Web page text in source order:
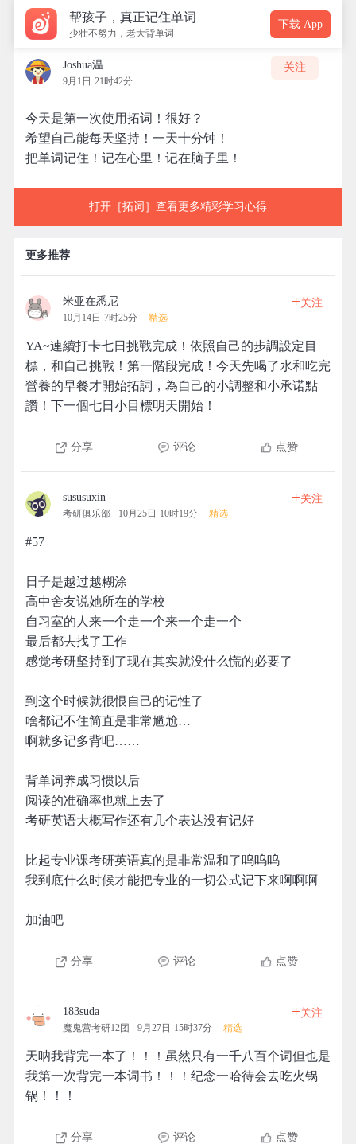
帮孩子，真正记住单词
少壮不努力，老大背单词
下载 App
Joshua温
9月1日 21时42分
关注
今天是第一次使用拓词！很好？
希望自己能每天坚持！一天十分钟！
把单词记住！记在心里！记在脑子里！
打开［拓词］查看更多精彩学习心得
更多推荐
米亚在悉尼
10月14日 7时25分 精选
+关注
YA~連續打卡七日挑戰完成！依照自己的步調設定目
標，和自己挑戰！第一階段完成！今天先喝了水和吃完
營養的早餐才開始拓詞，為自己的小調整和小承诺點
讚！下一個七日小目標明天開始！
分享 评论 点赞
sususuxin
考研俱乐部 10月25日 10时19分 精选
+关注
#57
日子是越过越糊涂
高中舍友说她所在的学校
自习室的人来一个走一个来一个走一个
最后都去找了工作
感觉考研坚持到了现在其实就没什么慌的必要了
到这个时候就很恨自己的记性了
啥都记不住简直是非常尴尬…
啊就多记多背吧……
背单词养成习惯以后
阅读的准确率也就上去了
考研英语大概写作还有几个表达没有记好
比起专业课考研英语真的是非常温和了呜呜呜
我到底什么时候才能把专业的一切公式记下来啊啊啊
加油吧
分享 评论 点赞
183suda
魔鬼营考研12团 9月27日 15时37分 精选
+关注
天呐我背完一本了！！！虽然只有一千八百个词但也是
我第一次背完一本词书！！！纪念一哈待会去吃火锅
锅！！！
分享 评论 点赞